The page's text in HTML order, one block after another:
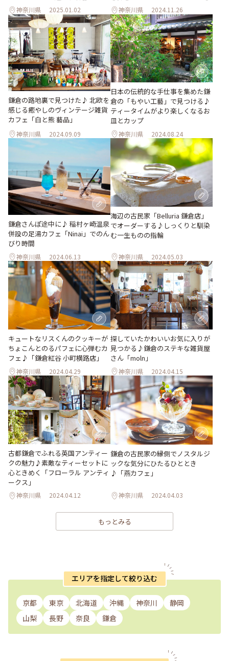
神奈川県 2025.01.02 神奈川県 2024.11.26
鎌倉の路地裏で見つけた♪ 北欧を
感じる癒やしのヴィンテージ雑貨
カフェ「白と熊 藝品」
神奈川県 2024.09.09
日本の伝統的な手仕事を集めた鎌
倉の「もやい工藝」で見つける♪
ティータイムがより楽しくなるお
皿とカップ
神奈川県 2024.08.24
鎌倉さんぽ途中に♪ 稲村ヶ崎温泉
併設の足湯カフェ「Ninai」でのん
びり時間
神奈川県 2024.06.13
海辺の古民家「Belluria 鎌倉店」
でオーダーする♪しっくりと馴染
む一生ものの指輪
神奈川県 2024.05.03
キュートなリスくんのクッキーが
ちょこんとのるパフェに心弾むカ
フェ♪「鎌倉紅谷 小町横路店」
神奈川県 2024.04.29
探していたかわいいお気に入りが
見つかる♪鎌倉のステキな雑貨屋
さん「moln」
神奈川県 2024.04.15
古都鎌倉でふれる英国アンティー
クの魅力♪素敵なティーセットに
心ときめく「フローラル アンティ
ークス」
神奈川県 2024.04.12
鎌倉の古民家の縁側でノスタルジ
ックな気分にひたるひととき
♪「燕カフェ」
神奈川県 2024.04.03
もっとみる
エリアを指定して絞り込む
京都 東京 北海道 沖縄 神奈川
静岡
山梨
長野 奈良 鎌倉